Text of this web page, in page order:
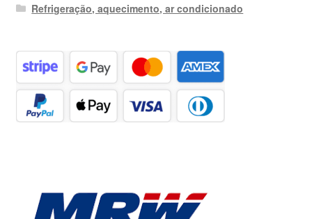
Refrigeração, aquecimento, ar condicionado